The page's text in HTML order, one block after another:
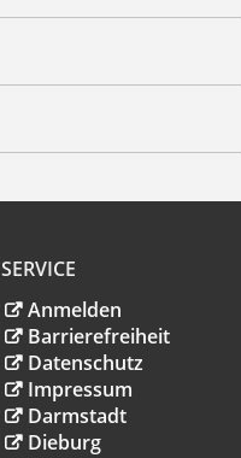
SERVICE
Anmelden
Barrierefreiheit
Datenschutz
Impressum
Darmstadt
Dieburg